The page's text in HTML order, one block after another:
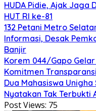
HUDA Pidie, Ajak Jaga
HUT RI ke-81
132 Petani Metro
Informasi, Desak
Banjir
Korem 044/Gapo
Komitmen
Dua Mahasiswa
Nyatakan Tak Terbukti
Post Views: 75